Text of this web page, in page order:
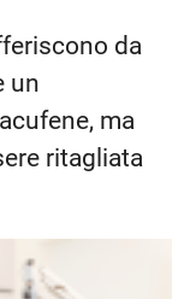
da
un
ma
ritagliata